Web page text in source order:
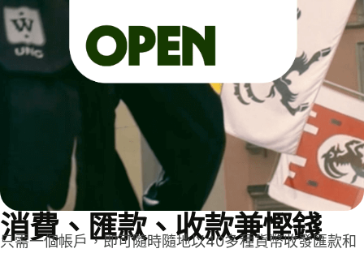
消費、匯款、收款兼慳錢
只需一個帳戶，即可隨時隨地以40多種貨幣收發匯款和